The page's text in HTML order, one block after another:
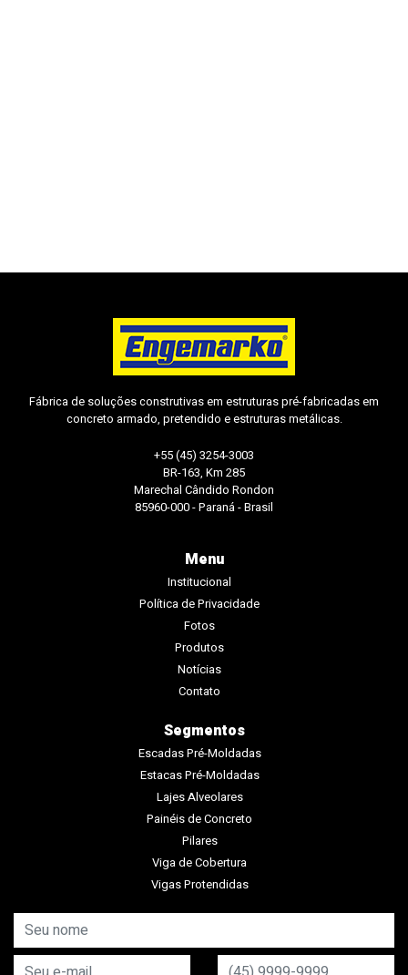
Fábrica de soluções construtivas em estruturas pré-fabricadas em
concreto armado, pretendido e estruturas metálicas.
+55 (45) 3254-3003
BR-163, Km 285
Marechal Cândido Rondon
85960-000 - Paraná - Brasil
Menu
Institucional
Política de Privacidade
Fotos
Produtos
Notícias
Contato
Segmentos
Escadas Pré-Moldadas
Estacas Pré-Moldadas
Lajes Alveolares
Painéis de Concreto
Pilares
Viga de Cobertura
Vigas Protendidas